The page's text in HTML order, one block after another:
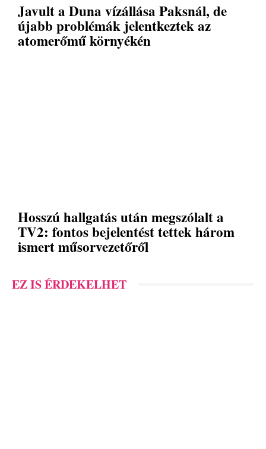
Javult a Duna vízállása Paksnál, de
újabb problémák jelentkeztek az
atomerőmű környékén
Hosszú hallgatás után megszólalt a
TV2: fontos bejelentést tettek három
ismert műsorvezetőről
EZ IS ÉRDEKELHET